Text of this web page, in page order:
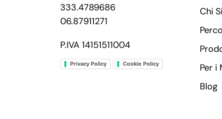
333.4789686
06.87911271
P.IVA 14151511004
Privacy Policy Cookie Policy
Chi
Per i
Blog